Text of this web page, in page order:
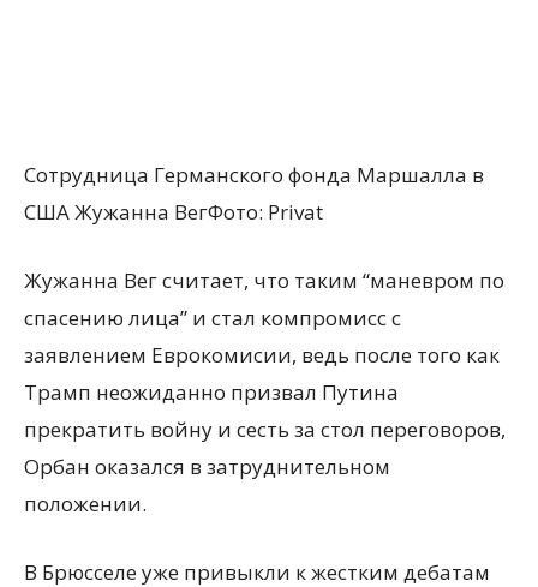
Сотрудница Германского фонда Маршалла в
США Жужанна ВегФото: Privat
Жужанна Вег считает, что таким “маневром по
спасению лица” и стал компромисс с
заявлением Еврокомисии, ведь после того как
Трамп неожиданно призвал Путина
прекратить войну и сесть за стол переговоров,
Орбан оказался в затруднительном
положении.
В Брюсселе уже привыкли к жестким дебатам